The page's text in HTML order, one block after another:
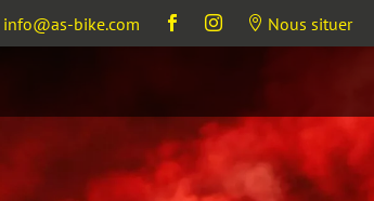
info@as-bike.com    Nous situer